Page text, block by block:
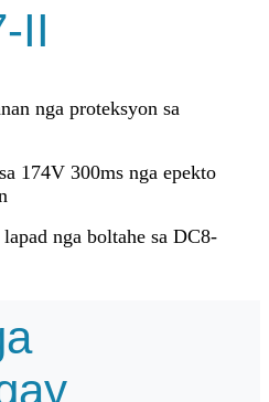
II
nga proteksyon sa
174V 300ms nga epekto
nga boltahe sa DC8-